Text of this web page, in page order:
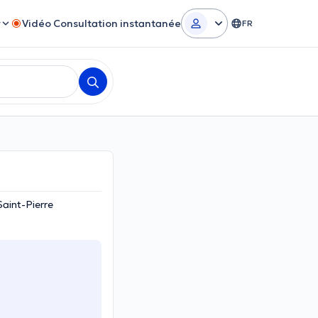
Vidéo Consultation instantanée FR
Pierre